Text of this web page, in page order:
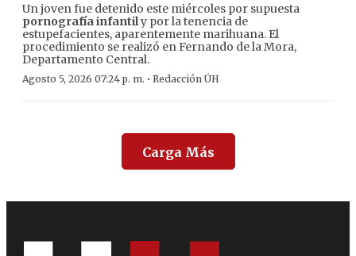
Un joven fue detenido este miércoles por supuesta
pornografía infantily por la tenencia de
estupefacientes, aparentemente marihuana. El
procedimiento se realizó en Fernando de la Mora,
Departamento Central.
Agosto 5, 2026 07:24 p. m. · Redacción ÚH
Carga Más